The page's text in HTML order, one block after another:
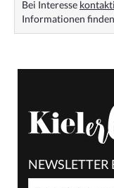
Bei Interesse
Informationen
NEWSLETTER